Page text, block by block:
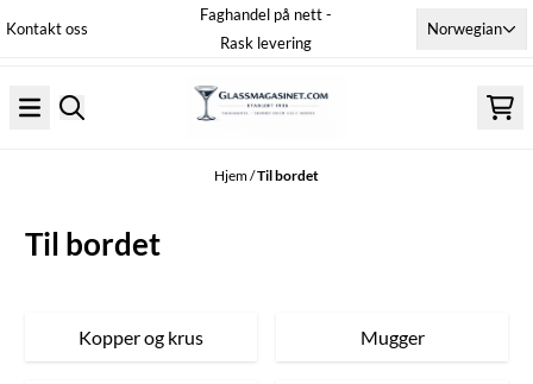
Hopp til innhold
Kontakt oss
Faghandel på nett -
Rask levering
Norwegian
Hjem/Til bordet
Til bordet
Kopper og krus Mugger